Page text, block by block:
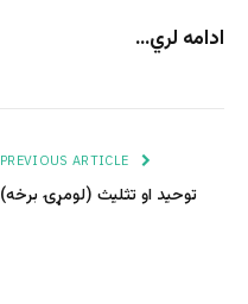
ادامه لري…
توحید او تثلیث (لومړۍ برخه)